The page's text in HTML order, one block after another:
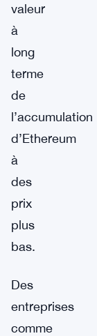
valeur
à
long
terme
de
l’accumulation
d’Ethereum
à
des
prix
plus
bas.
Des
entreprises
comme